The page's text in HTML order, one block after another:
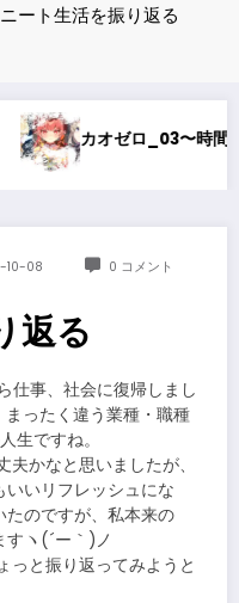
ニート生活を振り返る
_03〜時間泥棒〜
10-08 0 コメント
返る
仕事、社会に復帰しまし
ったく違う業種・職種
生ですね。
かなと思いましたが、
いいリフレッシュにな
たのですが、私本来の
すヽ(´ー｀)ノ
っと振り返ってみようと